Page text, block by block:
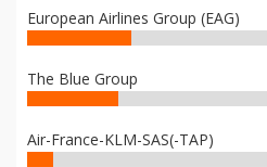
European Airlines Group (EAG)
The Blue Group
Air-France-KLM-SAS(-TAP)